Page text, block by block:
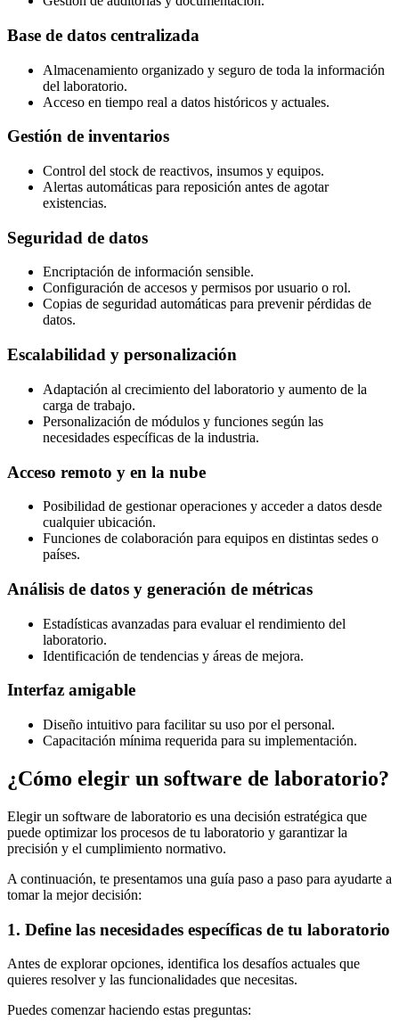
Base de datos centralizada
Almacenamiento organizado y seguro de toda la información
del laboratorio.
Acceso en tiempo real a datos históricos y actuales.
Gestión de inventarios
Control del stock de reactivos, insumos y equipos.
Alertas automáticas para reposición antes de agotar
existencias.
Seguridad de datos
Encriptación de información sensible.
Configuración de accesos y permisos por usuario o rol.
Copias de seguridad automáticas para prevenir pérdidas de
datos.
Escalabilidad y personalización
Adaptación al crecimiento del laboratorio y aumento de la
carga de trabajo.
Personalización de módulos y funciones según las
necesidades específicas de la industria.
Acceso remoto y en la nube
Posibilidad de gestionar operaciones y acceder a datos desde
cualquier ubicación.
Funciones de colaboración para equipos en distintas sedes o
países.
Análisis de datos y generación de métricas
Estadísticas avanzadas para evaluar el rendimiento del
laboratorio.
Identificación de tendencias y áreas de mejora.
Interfaz amigable
Diseño intuitivo para facilitar su uso por el personal.
Capacitación mínima requerida para su implementación.
¿Cómo elegir un software de laboratorio?
Elegir un software de laboratorio es una decisión estratégica que
puede optimizar los procesos de tu laboratorio y garantizar la
precisión y el cumplimiento normativo.
A continuación, te presentamos una guía paso a paso para ayudarte a
tomar la mejor decisión:
1. Define las necesidades específicas de tu laboratorio
Antes de explorar opciones, identifica los desafíos actuales que
quieres resolver y las funcionalidades que necesitas.
Puedes comenzar haciendo estas preguntas: